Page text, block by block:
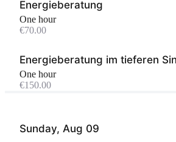
Sunday, Aug 09
Energieberatung
one hour
€70.00
Energieberatung im tieferen
one hour
€150.00